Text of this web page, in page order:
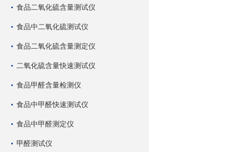
食品二氧化硫含量测试仪
食品中二氧化硫测试仪
食品二氧化硫含量测定仪
二氧化硫含量快速测试仪
食品甲醛含量检测仪
食品中甲醛快速测试仪
食品中甲醛测定仪
甲醛测试仪